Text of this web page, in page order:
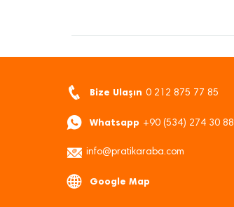
Bize Ulaşın 0 212 875 77 85
Whatsapp +90 (534) 274 30 88
info@pratikaraba.com
Google Map